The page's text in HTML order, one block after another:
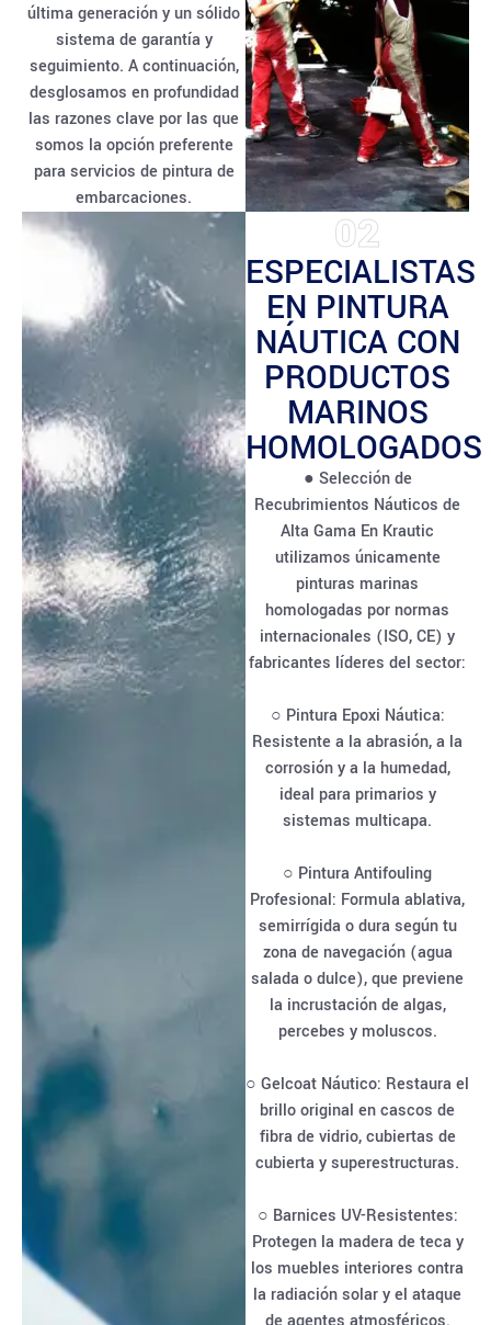
última generación y un sólido
sistema de garantía y
seguimiento. A continuación,
desglosamos en profundidad
las razones clave por las que
somos la opción preferente
para servicios de pintura de
embarcaciones.
02
ESPECIALISTAS
EN PINTURA
NÁUTICA CON
PRODUCTOS
MARINOS
HOMOLOGADOS
● Selección de
Recubrimientos Náuticos de
Alta Gama En Krautic
utilizamos únicamente
pinturas marinas
homologadas por normas
internacionales (ISO, CE) y
fabricantes líderes del sector:
○ Pintura Epoxi Náutica:
Resistente a la abrasión, a la
corrosión y a la humedad,
ideal para primarios y
sistemas multicapa.
○ Pintura Antifouling
Profesional: Formula ablativa,
semirrígida o dura según tu
zona de navegación (agua
salada o dulce), que previene
la incrustación de algas,
percebes y moluscos.
○ Gelcoat Náutico: Restaura el
brillo original en cascos de
fibra de vidrio, cubiertas de
cubierta y superestructuras.
○ Barnices UV-Resistentes:
Protegen la madera de teca y
los muebles interiores contra
la radiación solar y el ataque